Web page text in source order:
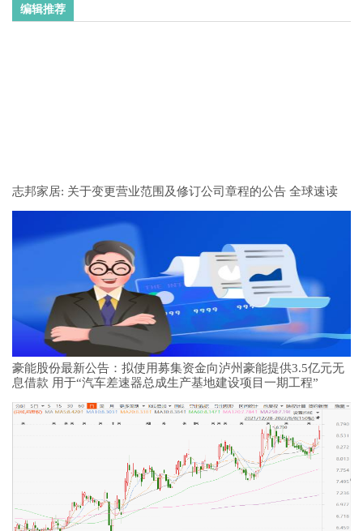
编辑推荐
志邦家居: 关于变更营业范围及修订公司章程的公告 全球速读
豪能股份最新公告：拟使用募集资金向泸州豪能提供3.5亿元无
息借款 用于“汽车差速器总成生产基地建设项目一期工程”